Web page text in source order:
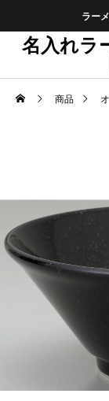
ラー
名入れラ
商品